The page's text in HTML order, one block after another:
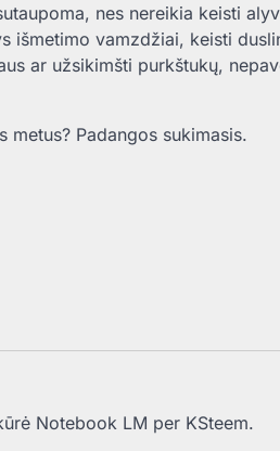
nes nereikia keisti
išmetimo vamzdžiai, keisti
ar užsikimšti purkštukų,
Padangos sukimasis.
Notebook LM per KSteem.